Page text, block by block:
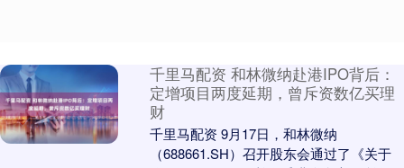
千里马配资 和林微纳赴港IPO背后：
定增项目两度延期，曾斥资数亿买理
财
千里马配资 9月17日，和林微纳
（688661.SH）召开股东会通过了《关于